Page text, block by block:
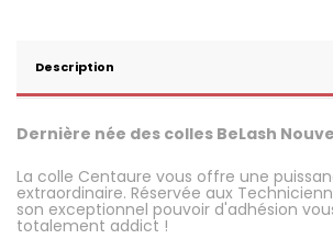
Description
Dernière née des colles BeLash
La colle Centaure vous offre une
extraordinaire. Réservée aux
son exceptionnel pouvoir d'adhésion
totalement addict !